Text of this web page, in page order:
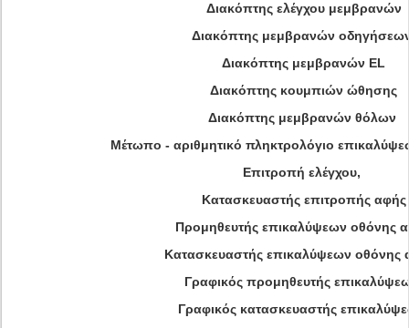
Διακόπτης ελέγχου μεμβρανών
Διακόπτης μεμβρανών
Διακόπτης μεμβρανών EL
Διακόπτης κουμπιών ώθησης
Διακόπτης μεμβρανών θόλων
Μέτωπο - αριθμητικό πληκτρολόγιο
Επιτροπή ελέγχου,
Κατασκευαστής επιτροπής αφής
Προμηθευτής επικαλύψεων οθόνης
Κατασκευαστής επικαλύψεων οθόνης
Γραφικός προμηθευτής
Γραφικός κατασκευαστής